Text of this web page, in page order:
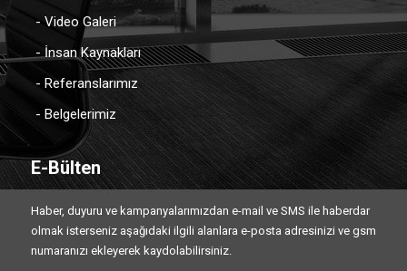
- Video Galeri
- İnsan Kaynakları
- Referanslarımız
- Belgelerimiz
E-Bülten
Haber, duyuru ve kampanyalarımızdan e-mail ve SMS ile haberdar
olmak isterseniz aşağıdaki ilgili alanlara e-posta adresinizi ve gsm
numaranızı ekleyerek kaydolabilirsiniz.